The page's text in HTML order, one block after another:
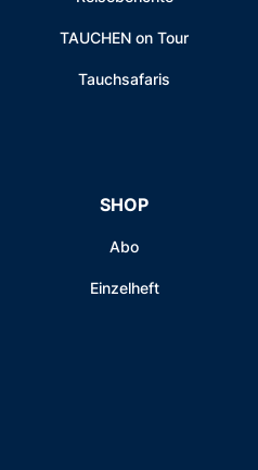
TAUCHEN on Tour
Tauchsafaris
SHOP
Abo
Einzelheft